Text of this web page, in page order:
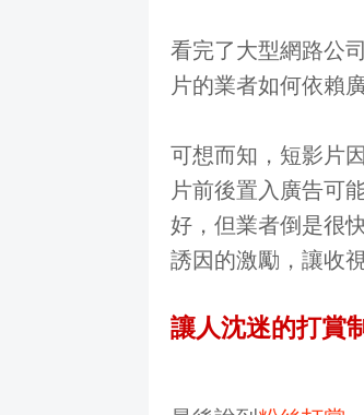
看完了大型網路公
片的業者如何依賴
可想而知，短影片
片前後置入廣告可
好，但業者倒是很
誘因的激勵，讓收
讓人沈迷的打賞